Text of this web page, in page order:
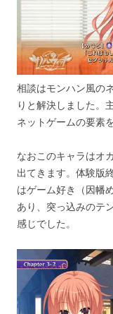
相談はモンハン風の
りと解決しました。
ネットゲームの要素
なおこのキャラはオ
出てきます。体験版
はゲーム好き（因幡
あり、突っ込みのテ
感じでした。